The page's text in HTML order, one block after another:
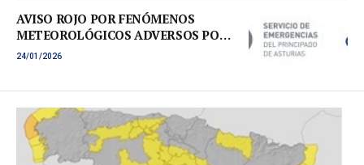
AVISO ROJO POR FENÓMENOS
METEOROLÓGICOS ADVERSOS POR
COSTEROS ESTE DOMINGO
24/01/2026